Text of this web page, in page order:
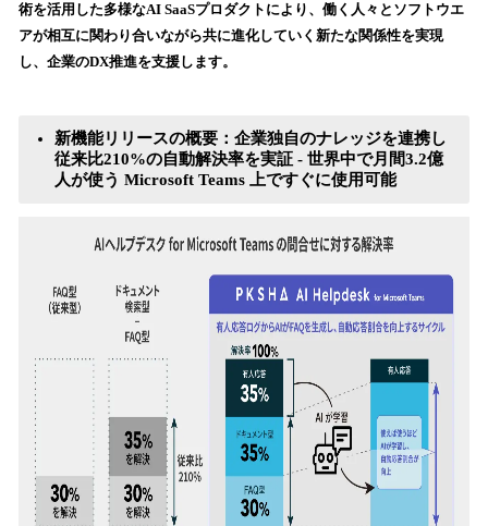
術を活用した多様なAI SaaSプロダクトにより、働く人々とソフトウエ
アが相互に関わり合いながら共に進化していく新たな関係性を実現
し、企業のDX推進を支援します。
新機能リリースの概要：企業独自のナレッジを連携し
従来比210%の自動解決率を実証 - 世界中で月間3.2億
人が使う Microsoft Teams 上ですぐに使用可能